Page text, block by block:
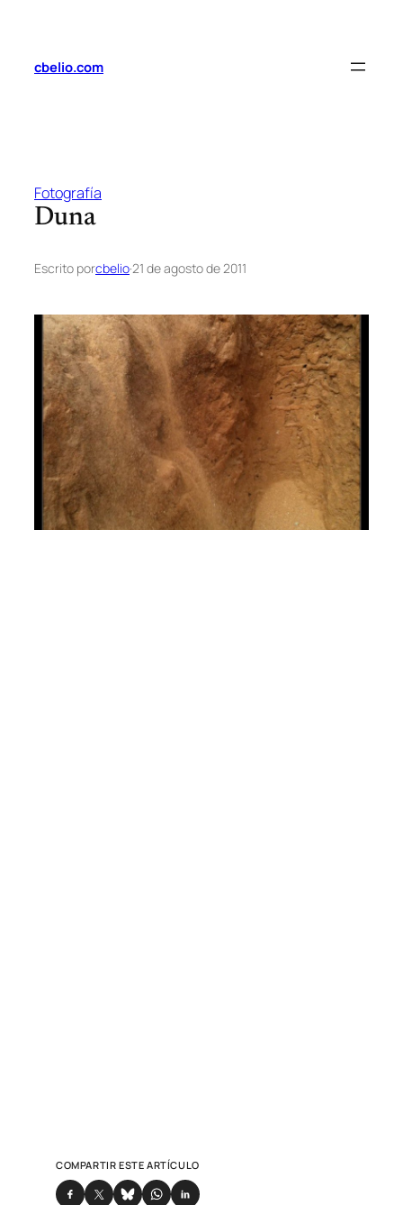
contenido
cbelio.com
Fotografía
Duna
Escrito porcbelio·21 de agosto de 2011
COMPARTIR ESTE ARTÍCULO